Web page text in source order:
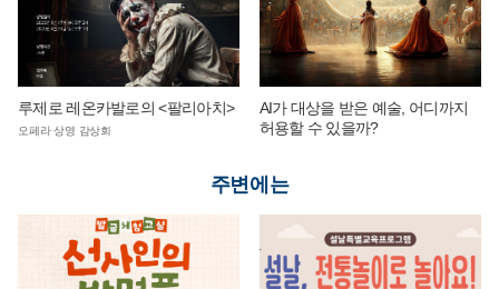
루제로 레온카발로의 <팔리아치>
오페라 상영 감상회
AI가 대상을 받은 예술, 어디까지
허용할 수 있을까?
주변에는